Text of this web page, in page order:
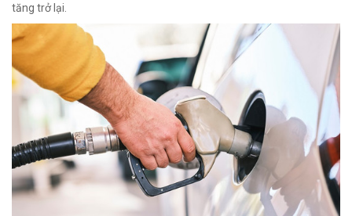
tăng trở lại.